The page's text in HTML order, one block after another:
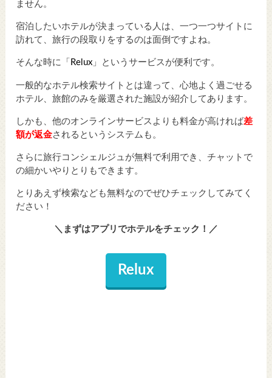
ません。
宿泊したいホテルが決まっている人は、一つ一つサイトに
訪れて、旅行の段取りをするのは面倒ですよね。
そんな時に「 Relux 」というサービスが便利です。
一般的なホテル検索サイトとは違って、心地よく過ごせる
ホテル、旅館のみを厳選された施設が紹介してあります。
しかも、他のオンラインサービスよりも料金が高ければ差
額が返金されるというシステムも。
さらに旅行コンシェルジュが無料で利用でき、チャットで
の細かいやりとりもできます。
とりあえず検索なども無料なのでぜひチェックしてみてく
ださい！
＼まずはアプリでホテルをチェック！／
Relux